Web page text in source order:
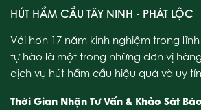
HÚT HẦM CẦU TÂY NINH - PHÁT LỘC
Với hơn 17 năm kinh nghiệm trong
tự hào là một trong những đơn vị
dịch vụ hút hầm cầu hiệu quả và uy
Thời Gian Nhận Tư Vấn & Khảo Sát